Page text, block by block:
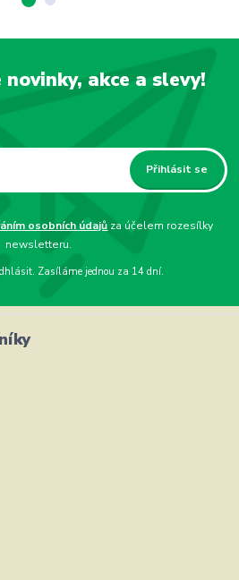
akce a slevy!
Přihlásit se
osobních údajů za účelem rozesílky
newsletteru.
Zasíláme jednou za 14 dní.